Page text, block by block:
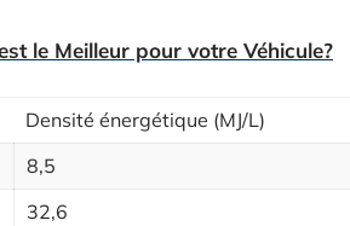
le Meilleur pour votre Véhicule?
Densité énergétique (MJ/L)
8,5
32,6